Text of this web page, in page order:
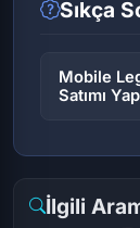
Sıkça
Mobile
Satımı
İlgili